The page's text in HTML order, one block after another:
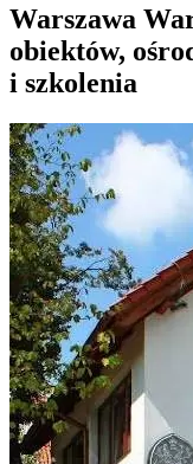
Warszawa
obiektów,
i szkolenia